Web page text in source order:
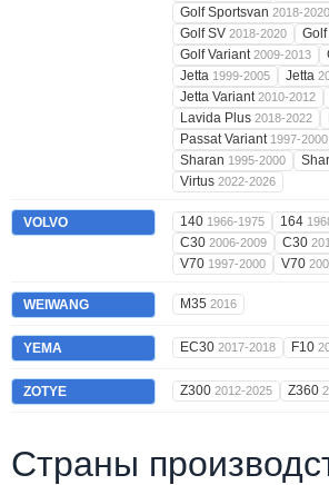
Golf Sportsvan 2018-2020
Golf SV 2018-2020 Golf
Golf Variant2009-2013
Jetta 1999-2005 Jetta
Jetta Variant2010-2012
Lavida Plus 2018-2022
Passat Variant 1997-2000
Sharan 1995-2000
Virtus 2022-2026
VOLVO 140 1966-1975 164
C30 2006-2009 C30
V70 1997-2000 V70
WEIWANG M35 2016
YEMA EC30 2017-2018 F10
ZOTYE Z300 2012-2025 Z360
Страны